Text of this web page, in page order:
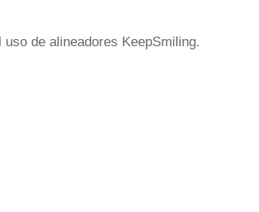
de alineadores KeepSmiling.